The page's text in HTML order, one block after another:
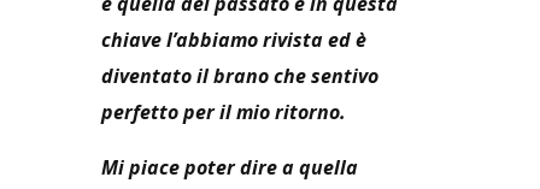
chiave l’abbiamo rivista ed è
diventato il brano che sentivo
perfetto per il mio ritorno.
Mi piace poter dire a quella